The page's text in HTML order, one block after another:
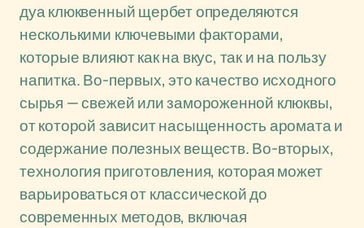
дуа клюквенный щербет определяются
несколькими ключевыми факторами,
которые влияют как на вкус, так и на пользу
напитка. Во-первых, это качество исходного
сырья — свежей или замороженной клюквы,
от которой зависит насыщенность аромата и
содержание полезных веществ. Во-вторых,
технология приготовления, которая может
варьироваться от классической до
современных методов, включая